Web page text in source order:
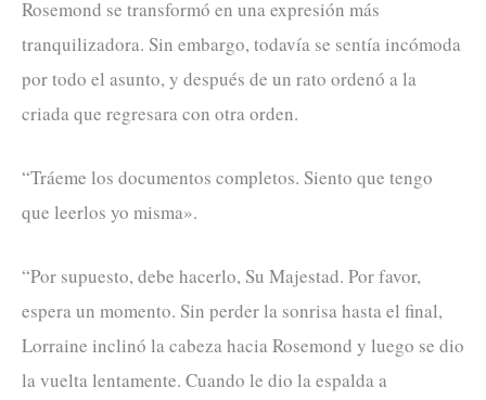
Rosemond se transformó en una expresión más
tranquilizadora. Sin embargo, todavía se sentía incómoda
por todo el asunto, y después de un rato ordenó a la
criada que regresara con otra orden.
“Tráeme los documentos completos. Siento que tengo
que leerlos yo misma».
“Por supuesto, debe hacerlo, Su Majestad. Por favor,
espera un momento. Sin perder la sonrisa hasta el final,
Lorraine inclinó la cabeza hacia Rosemond y luego se dio
la vuelta lentamente. Cuando le dio la espalda a